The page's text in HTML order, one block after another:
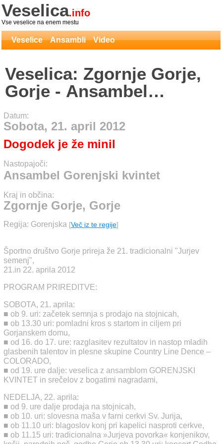
Veselica.info
Vse veselice na enem mestu
Veselice Ansambli Video
Veselica: Zgornje Gorje,
Gorje - Ansambel
Gorenjski kvintet
Datum:
Sobota, 21. april 2012
Dogodek je že minil
Nastopajoči:
Ansambel Gorenjski kvintet
Kraj in občina:
Zgornje Gorje, Gorje
Regija: Gorenjska [Več iz te regije]
Športno društvo Gorje prireja že 21. tradicionalni "Jurjev
semenj",
21.in 22. aprila 2012
PROGRAM PRIREDITVE:
SOBOTA, 21. aprila:
■ ob 9. uri: začetek semnja s prodajo na stojnicah,
■ ob 13.30 uri: pomladni kros s startom in ciljem pri
Gorjanskem domu,
■ od 16. do 17. ure: razglasitev rezultatov in nastop mladih
glasbenih talentov in plesne skupine Country Line Dence –
COLORADO,
■ od 19. ure dalje: veselica z ansamblom GORENJSKI
KVINTET in srečelov z bogatimi nagradami,
NEDELJA, 22. aprila:
■ od 9. ure dalje prodaja na stojnicah,
■ ob 10. uri: slovesna maša v farni cerkvi Sv. Jurija,
■ ob 11.10 uri: blagoslov konj pri kapelici nasproti cerkve,
■ ob 11.15 uri: tradicionalna »Jurjeva povorka« konjenikov,